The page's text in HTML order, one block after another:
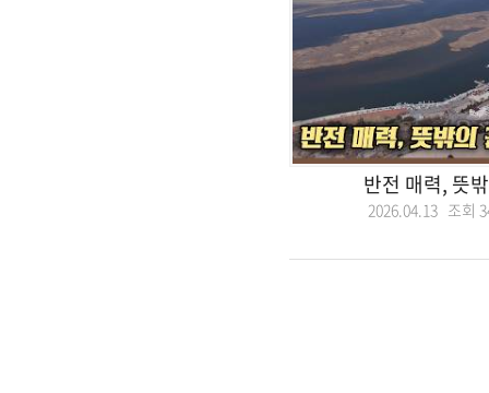
반전 매력, 뜻
2026.04.13 조회